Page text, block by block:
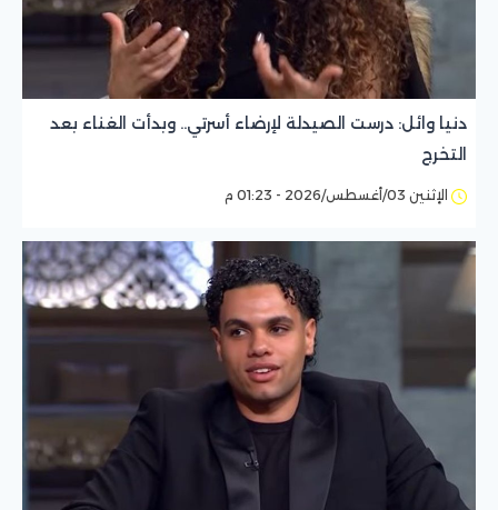
دنيا وائل: درست الصيدلة لإرضاء أسرتي.. وبدأت الغناء بعد
التخرج
الإثنين 03/أغسطس/2026 - 01:23 م